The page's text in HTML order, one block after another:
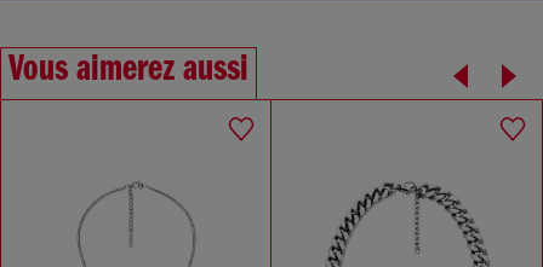
Vous aimerez aussi